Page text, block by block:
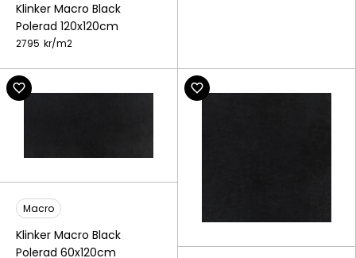
Klinker Macro Black
Polerad 120x120cm
2795 kr/m2
Macro
Klinker Macro Black
Polerad 60x120cm